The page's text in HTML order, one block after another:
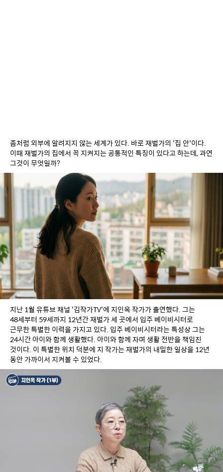
좀처럼 외부에 알려지지 않는 세계가 있다. 바로 재벌가의 '집 안'이다.
이때 재벌가의 집에서 꼭 지켜지는 공통적인 특징이 있다고 하는데, 과연
그것이 무엇일까?
지난 1월 유튜브 채널 '김작가TV'에 지인옥 작가가 출연했다. 그는
48세부터 59세까지 12년간 재벌가 세 곳에서 입주 베이비시터로
근무한 특별한 이력을 가지고 있다. 입주 베이비시터라는 특성상 그는
24시간 아이와 함께 생활했다. 아이와 함께 자며 생활 전반을 책임진
것이다. 이 특별한 위치 덕분에 지 작가는 재벌가의 내밀한 일상을 12년
동안 가까이서 지켜볼 수 있었다.